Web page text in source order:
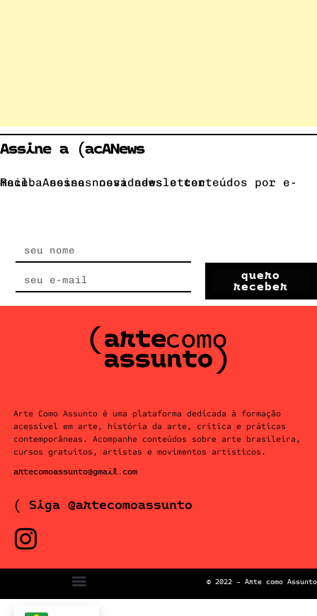
Assine a (acANews
Receba nossas novidades e conteúdos por e-mail. Assine nossa newsletter.
quero
receber
Arte Como Assunto é uma plataforma dedicada à formação
acessível em arte, história da arte, crítica e práticas
contemporâneas. Acompanhe conteúdos sobre arte brasileira,
cursos gratuitos, artistas e movimentos artísticos.
artecomoassunto@gmail.com
( Siga @artecomoassunto
© 2022 – Arte como Assunto